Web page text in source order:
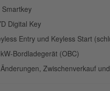
Smartkey
Digital Key
Entry und Keyless Start
Bordladegerät (OBC)
Zwischenverkauf